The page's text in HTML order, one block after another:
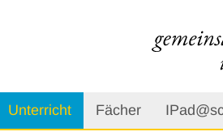
Unterricht Fächer